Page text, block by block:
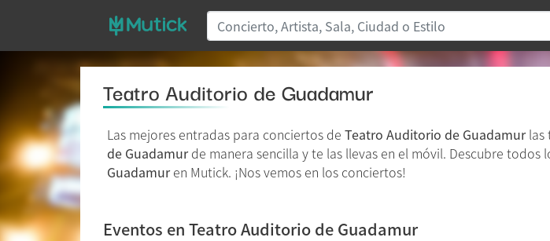
Teatro Auditorio de Guadamur
Las mejores entradas para conciertos de Teatro Auditorio de Guadamurlas
de Guadamurde manera sencilla y te las llevas en el móvil. Descubre todos
Guadamuren Mutick. ¡Nos vemos en los conciertos!
Eventos en Teatro Auditorio de Guadamur